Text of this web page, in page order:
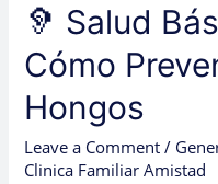
🦻 Salud
Cómo
Hongos
Leave a Comment /
Clinica Familiar Amistad